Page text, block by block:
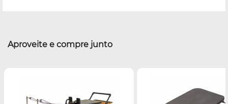
Aproveite e compre junto